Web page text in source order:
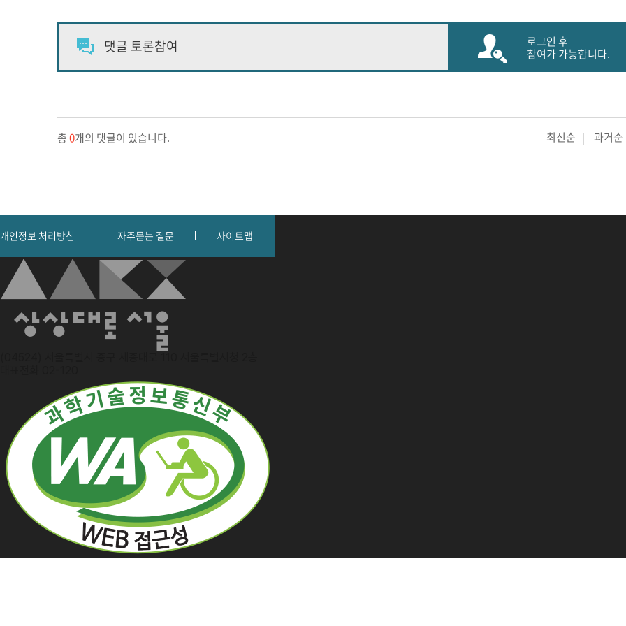
로그인 후
참여가 가능합니다.
총 0개의 댓글이 있습니다. 최신순 과거순
개인정보 처리방침 자주묻는 질문 사이트맵